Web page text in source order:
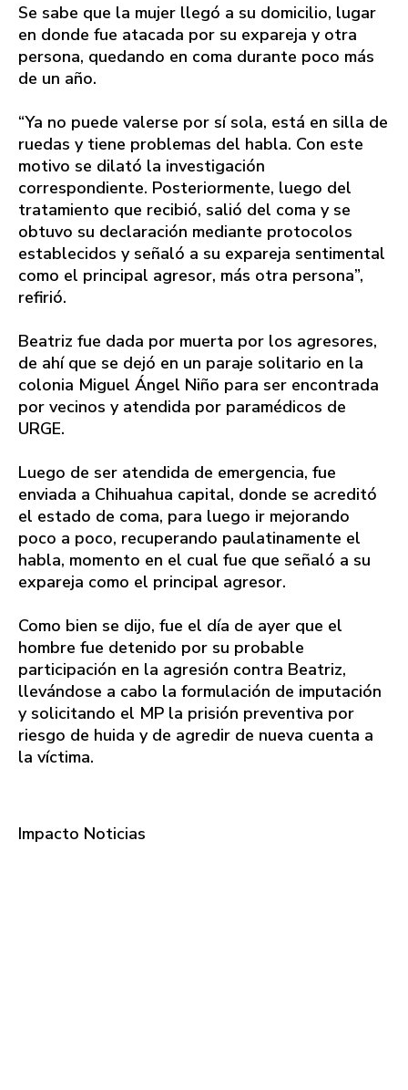
Se sabe que la mujer llegó a su domicilio, lugar
en donde fue atacada por su expareja y otra
persona, quedando en coma durante poco más
de un año.
“Ya no puede valerse por sí sola, está en silla de
ruedas y tiene problemas del habla. Con este
motivo se dilató la investigación
correspondiente. Posteriormente, luego del
tratamiento que recibió, salió del coma y se
obtuvo su declaración mediante protocolos
establecidos y señaló a su expareja sentimental
como el principal agresor, más otra persona”,
refirió.
Beatriz fue dada por muerta por los agresores,
de ahí que se dejó en un paraje solitario en la
colonia Miguel Ángel Niño para ser encontrada
por vecinos y atendida por paramédicos de
URGE.
Luego de ser atendida de emergencia, fue
enviada a Chihuahua capital, donde se acreditó
el estado de coma, para luego ir mejorando
poco a poco, recuperando paulatinamente el
habla, momento en el cual fue que señaló a su
expareja como el principal agresor.
Como bien se dijo, fue el día de ayer que el
hombre fue detenido por su probable
participación en la agresión contra Beatriz,
llevándose a cabo la formulación de imputación
y solicitando el MP la prisión preventiva por
riesgo de huida y de agredir de nueva cuenta a
la víctima.
Impacto Noticias